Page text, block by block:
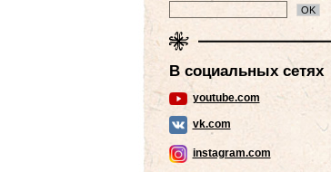
В социальных сетях
youtube.com
vk.com
instagram.com